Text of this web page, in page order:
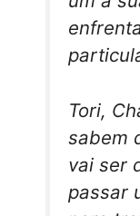
Tori,
sabem
vai ser
passar